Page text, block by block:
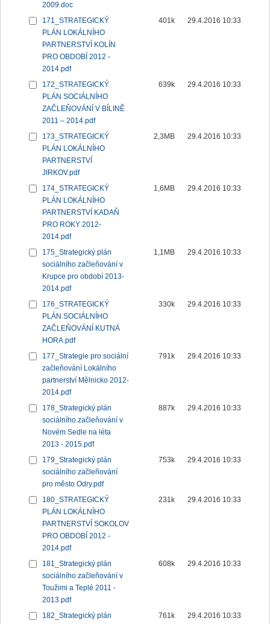
2009.doc
171_STRATEGICKÝ
PLÁN LOKÁLNÍHO
PARTNERSTVÍ KOLÍN
PRO OBDOBÍ 2012 -
2014.pdf
401k 29.4.2016 10:33
172_STRATEGICKÝ
PLÁN SOCIÁLNÍHO
ZAČLEŇOVÁNÍ V BÍLINĚ
2011 – 2014.pdf
639k 29.4.2016 10:33
173_STRATEGICKÝ
PLÁN LOKÁLNÍHO
PARTNERSTVÍ
JIRKOV.pdf
2,3MB 29.4.2016 10:33
174_STRATEGICKÝ
PLÁN LOKÁLNÍHO
PARTNERSTVÍ KADAŇ
PRO ROKY 2012-
2014.pdf
1,6MB 29.4.2016 10:33
175_Strategický plán
sociálního začleňování v
Krupce pro období 2013-
2014.pdf
1,1MB 29.4.2016 10:33
176_STRATEGICKÝ
PLÁN SOCIÁLNÍHO
ZAČLEŇOVÁNÍ KUTNÁ
HORA.pdf
330k 29.4.2016 10:33
177_Strategie pro sociální
začleňování Lokálního
partnerství Mělnicko 2012-
2014.pdf
791k 29.4.2016 10:33
178_Strategický plán
sociálního začleňování v
Novém Sedle na léta
2013 - 2015.pdf
887k 29.4.2016 10:33
179_Strategický plán
sociálního začleňování
pro město Odry.pdf
753k 29.4.2016 10:33
180_STRATEGICKÝ
PLÁN LOKÁLNÍHO
PARTNERSTVÍ SOKOLOV
PRO OBDOBÍ 2012 -
2014.pdf
231k 29.4.2016 10:33
181_Strategický plán
sociálního začleňování v
Toužimi a Teplé 2011 -
2013.pdf
608k 29.4.2016 10:33
182_Strategický plán
761k 29.4.2016 10:33